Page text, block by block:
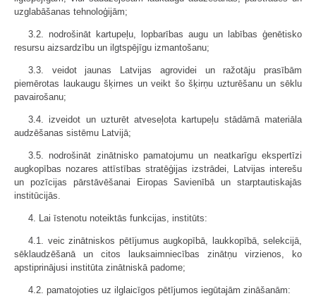
uzglabāšanas tehnoloģijām;
3.2. nodrošināt kartupeļu, lopbarības augu un labības ģenētisko
resursu aizsardzību un ilgtspējīgu izmantošanu;
3.3. veidot jaunas Latvijas agrovidei un ražotāju prasībām
piemērotas laukaugu šķirnes un veikt šo šķirņu uzturēšanu un sēklu
pavairošanu;
3.4. izveidot un uzturēt atveseļota kartupeļu stādāmā materiāla
audzēšanas sistēmu Latvijā;
3.5. nodrošināt zinātnisko pamatojumu un neatkarīgu ekspertīzi
augkopības nozares attīstības stratēģijas izstrādei, Latvijas interešu
un pozīcijas pārstāvēšanai Eiropas Savienībā un starptautiskajās
institūcijās.
4. Lai īstenotu noteiktās funkcijas, institūts:
4.1. veic zinātniskos pētījumus augkopībā, laukkopībā, selekcijā,
sēklaudzēšanā un citos lauksaimniecības zinātņu virzienos, ko
apstiprinājusi institūta zinātniskā padome;
4.2. pamatojoties uz ilglaicīgos pētījumos iegūtajām zināšanām: